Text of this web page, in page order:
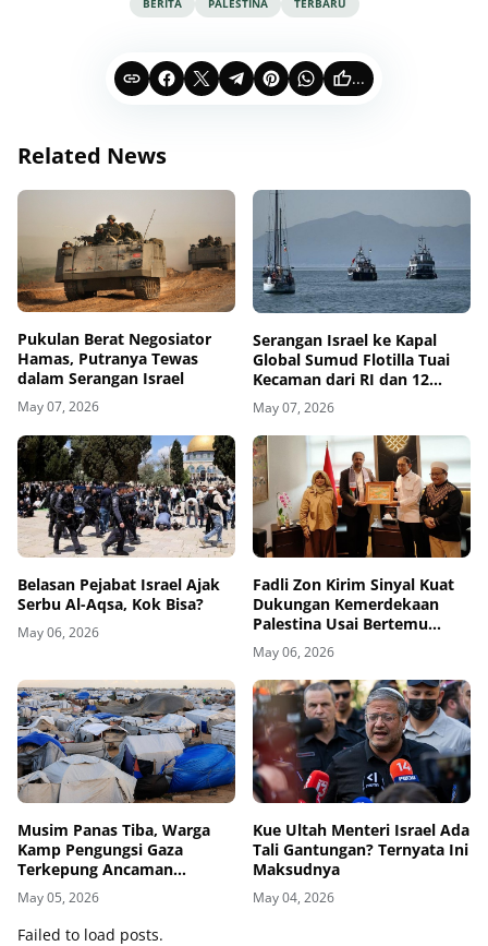
BERITA PALESTINA TERBARU
...
Related News
Pukulan Berat Negosiator
Hamas, Putranya Tewas
dalam Serangan Israel
May 07, 2026
Serangan Israel ke Kapal
Global Sumud Flotilla Tuai
Kecaman dari RI dan 12
Negara
May 07, 2026
Belasan Pejabat Israel Ajak
Serbu Al-Aqsa, Kok Bisa?
May 06, 2026
Fadli Zon Kirim Sinyal Kuat
Dukungan Kemerdekaan
Palestina Usai Bertemu
Delegasi di Kemenbud
May 06, 2026
Musim Panas Tiba, Warga
Kamp Pengungsi Gaza
Terkepung Ancaman
Penyakit Kulit
May 05, 2026
Kue Ultah Menteri Israel Ada
Tali Gantungan? Ternyata Ini
Maksudnya
May 04, 2026
Failed to load posts.